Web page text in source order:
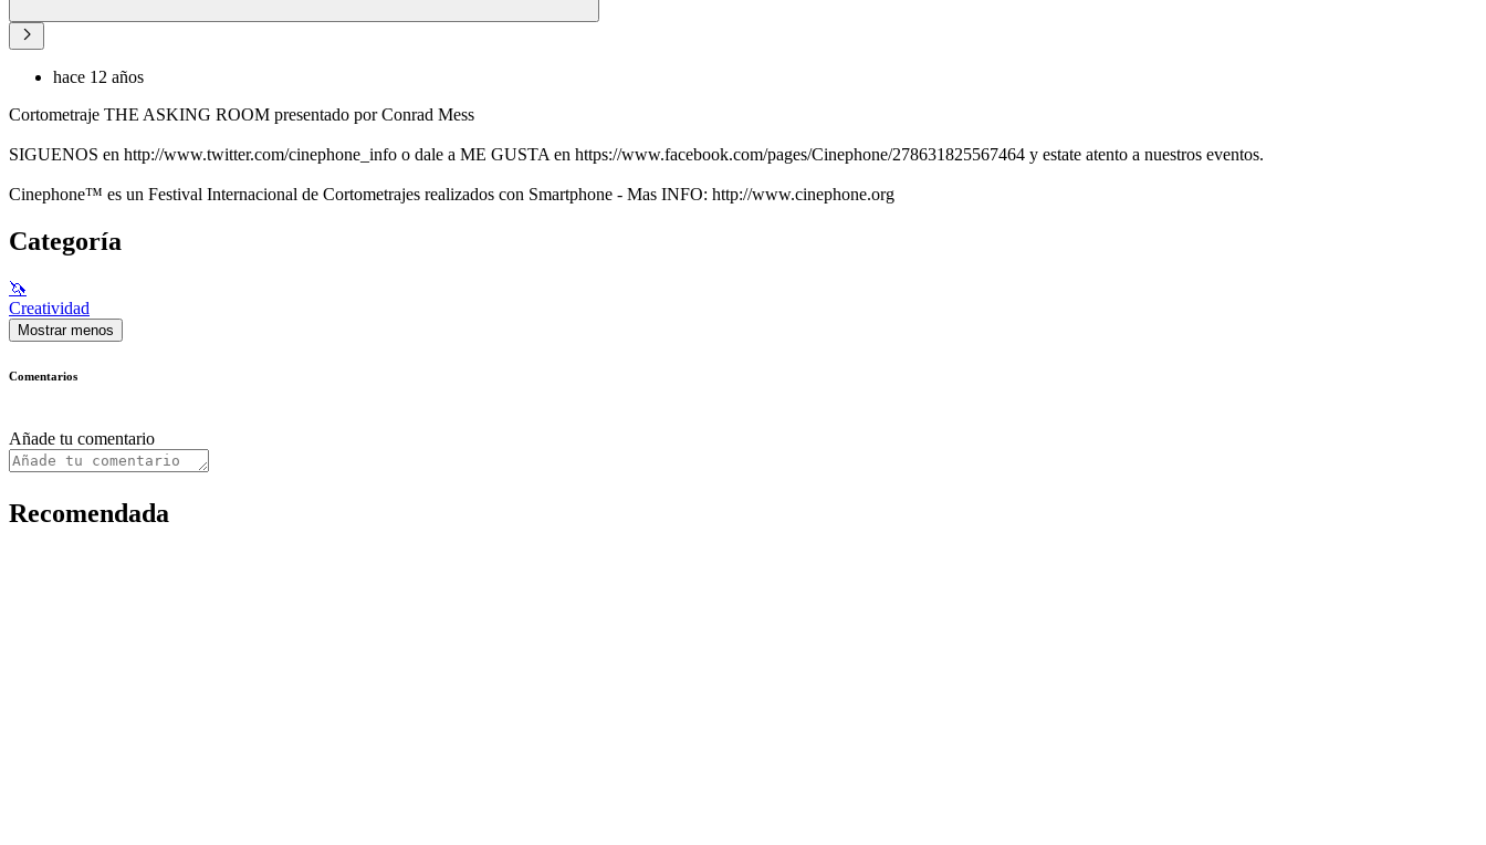
hace 12 años
Cortometraje THE ASKING ROOM presentado por Conrad Mess
SIGUENOS en http://www.twitter.com/cinephone_info o dale a ME GUSTA en https://www.facebook.com/pages/Cinephone/278631825567464 y estate atento a nuestros eventos.
Cinephone™ es un Festival Internacional de Cortometrajes realizados con Smartphone - Mas INFO: http://www.cinephone.org
Categoría
🦄
Creatividad
Mostrar menos
Comentarios
Añade tu comentario
Recomendada